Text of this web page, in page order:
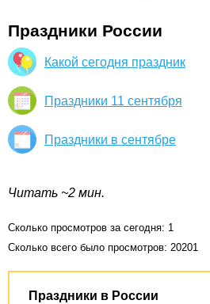
Праздники России
Какой сегодня праздник
Праздники 11 сентября
Праздники в сентябре
Читать ~2 мин.
Сколько просмотров за сегодня: 1
Сколько всего было просмотров: 20201
Праздники в России